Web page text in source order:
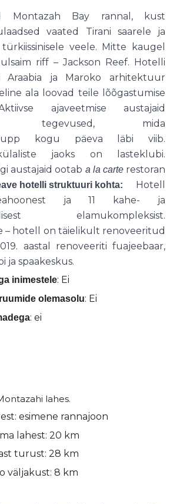
Montazah Bay rannal, kust
vaated Tirani saarele ja
veele. Mitte kaugel
riff – Jackson Reef. Hotelli
Araabia ja Maroko arhitektuur
ala loovad teile lõõgastumise
ajaveetmise austajaid
tegevused, mida
kogu päeva läbi viib.
jaoks on lasteklubi.
austajaid ootab a la carterestoran
hotelli struktuuri kohta:
Hotell
ja 11 kahe- ja
elamukompleksist.
– hotell on täielikult renoveeritud
aastal renoveeriti fuajeebaar,
ja spaakeskus.
inimestele: Ei
olemasolu: Ei
: ei
lahes.
esimene rannajoon
lahest: 20 km
turust: 28 km
väljakust: 8 km